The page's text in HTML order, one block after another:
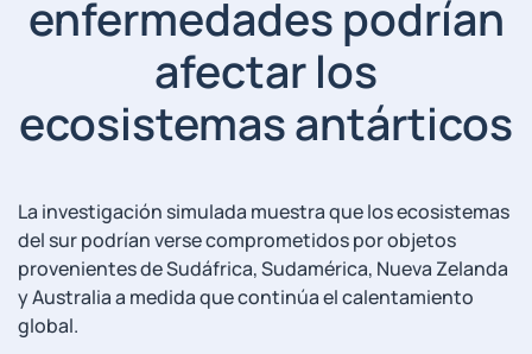
enfermedades podrían
afectar los
ecosistemas antárticos
La investigación simulada muestra que los ecosistemas
del sur podrían verse comprometidos por objetos
provenientes de Sudáfrica, Sudamérica, Nueva Zelanda
y Australia a medida que continúa el calentamiento
global.